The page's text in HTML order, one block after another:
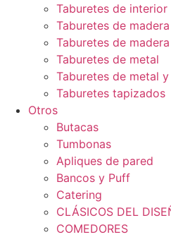
Taburetes de interior
Taburetes de madera
Taburetes de
Taburetes de metal
Taburetes de metal
Taburetes tapizados
Otros
Butacas
Tumbonas
Apliques de pared
Bancos y Puff
Catering
CLÁSICOS DEL
COMEDORES